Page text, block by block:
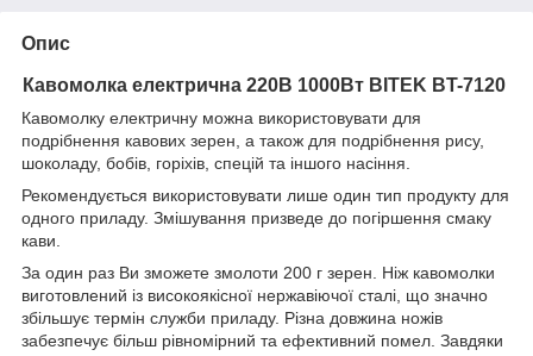
Опис
Кавомолка електрична 220В 1000Вт BITEK BT-7120
Кавомолку електричну можна використовувати для
подрібнення кавових зерен, а також для подрібнення рису,
шоколаду, бобів, горіхів, спецій та іншого насіння.
Рекомендується використовувати лише один тип продукту для
одного приладу. Змішування призведе до погіршення смаку
кави.
За один раз Ви зможете змолоти 200 г зерен. Ніж кавомолки
виготовлений із високоякісної нержавіючої сталі, що значно
збільшує термін служби приладу. Різна довжина ножів
забезпечує більш рівномірний та ефективний помел. Завдяки